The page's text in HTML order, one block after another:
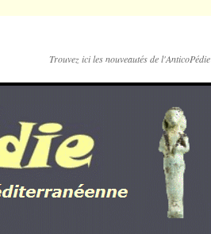
Trouvez ici les nouveautés de l'AnticoPédie